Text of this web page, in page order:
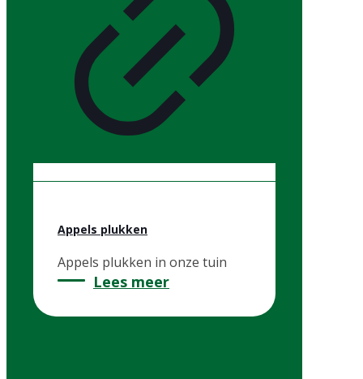
Appels plukken
Appels plukken in onze tuin
Lees meer